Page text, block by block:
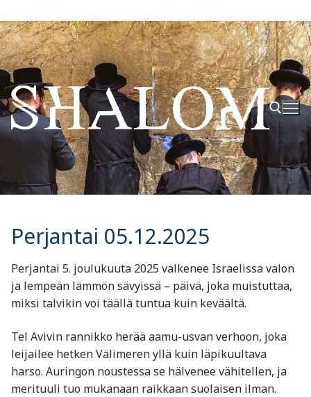
Hyppää
sisältöön
Hae:
Perjantai 05.12.2025
Perjantai 5. joulukuuta 2025 valkenee Israelissa valon
ja lempeän lämmön sävyissä – päivä, joka muistuttaa,
miksi talvikin voi täällä tuntua kuin keväältä.
Tel Avivin rannikko herää aamu-usvan verhoon, joka
leijailee hetken Välimeren yllä kuin läpikuultava
harso. Auringon noustessa se hälvenee vähitellen, ja
merituuli tuo mukanaan raikkaan suolaisen ilman.